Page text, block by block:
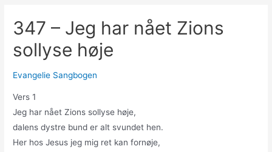
347 – Jeg har nået Zions
sollyse høje
Evangelie Sangbogen
Vers 1
Jeg har nået Zions sollyse høje,
dalens dystre bund er alt svundet hen.
Her hos Jesus jeg mig ret kan fornøje,